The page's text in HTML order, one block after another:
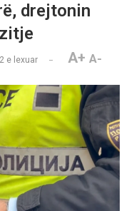
drejtonin
e lexuar A+ A-